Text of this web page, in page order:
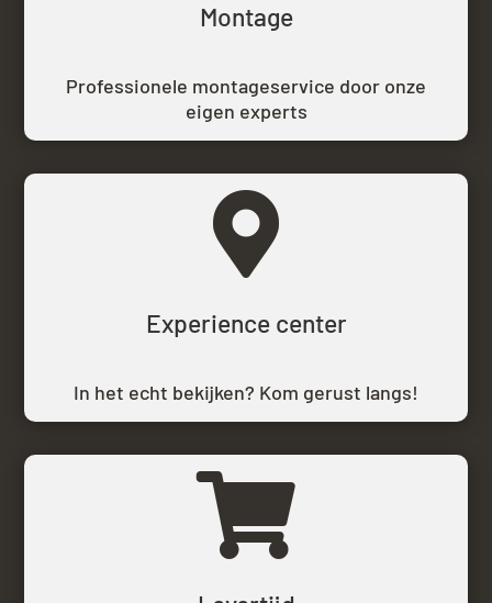
Montage
Professionele montageservice door onze
eigen experts

Experience center
In het echt bekijken? Kom gerust langs!
